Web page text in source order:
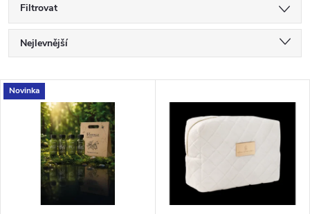
Filtrovat
Ř
a
Nejlevnější
Nejprodávanější
Abecedně
V
Novinka